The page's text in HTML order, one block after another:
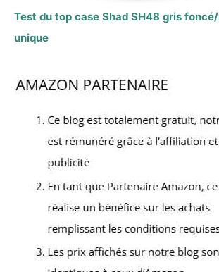
Test du top case Shad SH48 gris
unique